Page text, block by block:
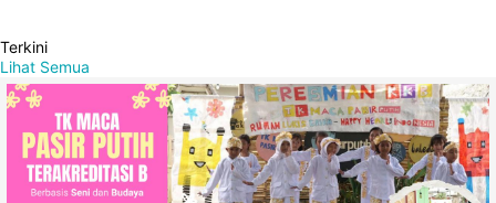
Terkini
Lihat Semua